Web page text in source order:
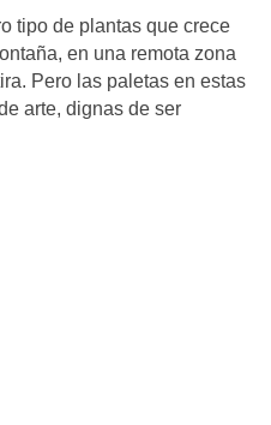
tipo de plantas que crece
en una remota zona
Pero las paletas en estas
arte, dignas de ser